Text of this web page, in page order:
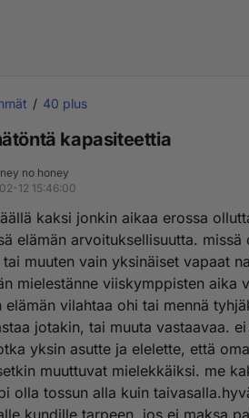
40 plus
kapasiteettia
no honey
12 15:46:00
kaksi jonkin aikaa erossa
elämän arvoituksellisuutta.
muuten vain yksinäiset vapaat
mielestänne viiskymppisten aika
elämän vilahtaa ohi tai mennä
jotakin, tai muuta vastaavaa.
yksin asutte ja elelette, että
muuttuvat mielekkäiksi. me
olla tossun alla kuin
kundille tarpeen, jos ei maksa